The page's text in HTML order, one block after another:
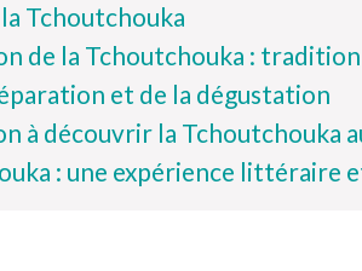
Tchoutchouka
de la Tchoutchouka :
et de la dégustation
à découvrir la Tchoutchouka
: une expérience littéraire